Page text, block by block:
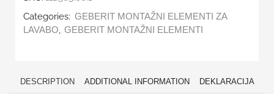
Categories: GEBERIT MONTAŽNI ELEMENTI ZA
LAVABO
GEBERIT MONTAŽNI ELEMENTI
DESCRIPTION ADDITIONAL INFORMATION DEKLARACIJA